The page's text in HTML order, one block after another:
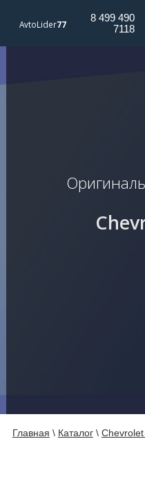
AvtoLider77
8 499 490
7118
Главная \ Каталог \